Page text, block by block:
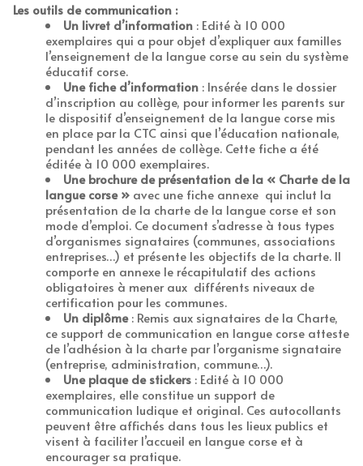
Les outils de communication :
Un livret d’information : Edité à 10 000
exemplaires qui a pour objet d’expliquer aux familles
l’enseignement de la langue corse au sein du système
éducatif corse.
Une fiche d’information : Insérée dans le dossier
d’inscription au collège, pour informer les parents sur
le dispositif d’enseignement de la langue corse mis
en place par la CTC ainsi que l’éducation nationale,
pendant les années de collège. Cette fiche a été
éditée à 10 000 exemplaires.
Une brochure de présentation de la « Charte de la
langue corse » avec une fiche annexe qui inclut la
présentation de la charte de la langue corse et son
mode d’emploi. Ce document s’adresse à tous types
d’organismes signataires (communes, associations
entreprises…) et présente les objectifs de la charte. Il
comporte en annexe le récapitulatif des actions
obligatoires à mener aux différents niveaux de
certification pour les communes.
Un diplôme: Remis aux signataires de la Charte,
ce support de communication en langue corse atteste
de l’adhésion à la charte par l’organisme signataire
(entreprise, administration, commune…).
Une plaque de stickers : Edité à 10 000
exemplaires, elle constitue un support de
communication ludique et original. Ces autocollants
peuvent être affichés dans tous les lieux publics et
visent à faciliter l’accueil en langue corse et à
encourager sa pratique.